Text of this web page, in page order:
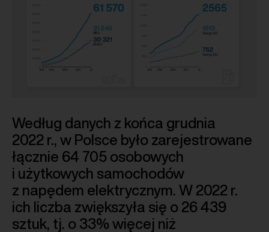
Według danych z końca grudnia
2022 r., w Polsce było zarejestrowane
łącznie 64 705 osobowych
i użytkowych samochodów
z napędem elektrycznym. W 2022 r.
ich liczba zwiększyła się o 26 439
sztuk, tj. o 33% więcej niż